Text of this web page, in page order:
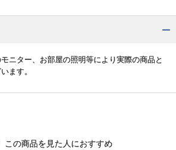
ニター、お部屋の照明等により実際の商品と
ます。
この商品を見た人におすすめ